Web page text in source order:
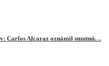
Carlos Alcaraz oznámil smutnú…